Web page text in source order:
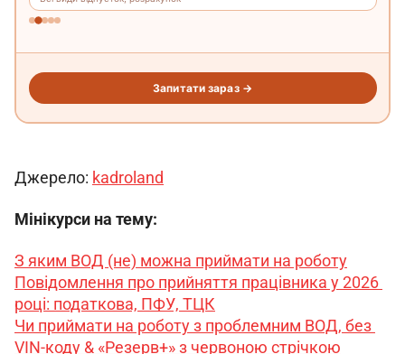
Джерело: kadroland
Мінікурси на тему:
З яким ВОД (не) можна приймати на роботу
Повідомлення про прийняття працівника у 2026
році: податкова, ПФУ, ТЦК
Чи приймати на роботу з проблемним ВОД, без
VIN-коду & «Резерв+» з червоною стрічкою